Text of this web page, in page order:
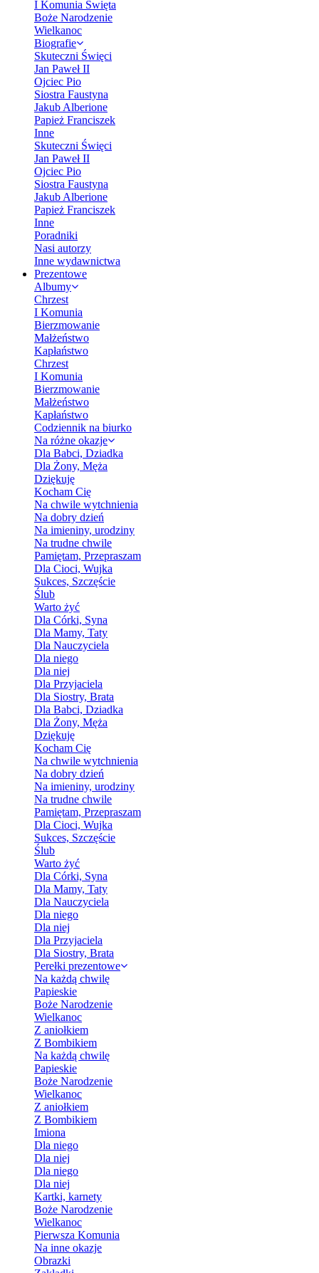
I Komunia Święta
Boże Narodzenie
Wielkanoc
Biografie
Skuteczni Święci
Jan Paweł II
Ojciec Pio
Siostra Faustyna
Jakub Alberione
Papież Franciszek
Inne
Skuteczni Święci
Jan Paweł II
Ojciec Pio
Siostra Faustyna
Jakub Alberione
Papież Franciszek
Inne
Poradniki
Nasi autorzy
Inne wydawnictwa
Prezentowe
Albumy
Chrzest
I Komunia
Bierzmowanie
Małżeństwo
Kapłaństwo
Chrzest
I Komunia
Bierzmowanie
Małżeństwo
Kapłaństwo
Codziennik na biurko
Na różne okazje
Dla Babci, Dziadka
Dla Żony, Męża
Dziękuję
Kocham Cię
Na chwile wytchnienia
Na dobry dzień
Na imieniny, urodziny
Na trudne chwile
Pamiętam, Przepraszam
Dla Cioci, Wujka
Sukces, Szczęście
Ślub
Warto żyć
Dla Córki, Syna
Dla Mamy, Taty
Dla Nauczyciela
Dla niego
Dla niej
Dla Przyjaciela
Dla Siostry, Brata
Dla Babci, Dziadka
Dla Żony, Męża
Dziękuję
Kocham Cię
Na chwile wytchnienia
Na dobry dzień
Na imieniny, urodziny
Na trudne chwile
Pamiętam, Przepraszam
Dla Cioci, Wujka
Sukces, Szczęście
Ślub
Warto żyć
Dla Córki, Syna
Dla Mamy, Taty
Dla Nauczyciela
Dla niego
Dla niej
Dla Przyjaciela
Dla Siostry, Brata
Perełki prezentowe
Na każdą chwilę
Papieskie
Boże Narodzenie
Wielkanoc
Z aniołkiem
Z Bombikiem
Na każdą chwilę
Papieskie
Boże Narodzenie
Wielkanoc
Z aniołkiem
Z Bombikiem
Imiona
Dla niego
Dla niej
Dla niego
Dla niej
Kartki, karnety
Boże Narodzenie
Wielkanoc
Pierwsza Komunia
Na inne okazje
Obrazki